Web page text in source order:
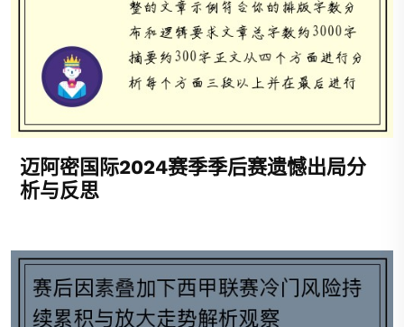
迈阿密国际2024赛季季后赛遗憾出局分
析与反思